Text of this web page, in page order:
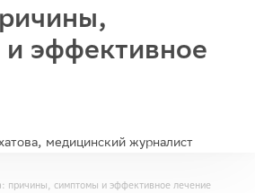
эффективное
медицинский журналист
причины, симптомы и эффективное лечение